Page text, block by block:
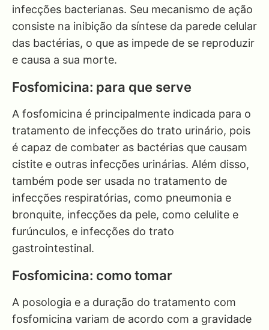
infecções bacterianas. Seu mecanismo de ação
consiste na inibição da síntese da parede celular
das bactérias, o que as impede de se reproduzir
e causa a sua morte.
Fosfomicina: para que serve
A fosfomicina é principalmente indicada para o
tratamento de infecções do trato urinário, pois
é capaz de combater as bactérias que causam
cistite e outras infecções urinárias. Além disso,
também pode ser usada no tratamento de
infecções respiratórias, como pneumonia e
bronquite, infecções da pele, como celulite e
furúnculos, e infecções do trato
gastrointestinal.
Fosfomicina: como tomar
A posologia e a duração do tratamento com
fosfomicina variam de acordo com a gravidade